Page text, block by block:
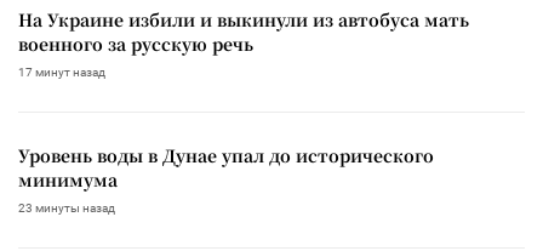
На Украине избили и выкинули из автобуса мать
военного за русскую речь
17 минут назад
Уровень воды в Дунае упал до исторического
минимума
23 минуты назад